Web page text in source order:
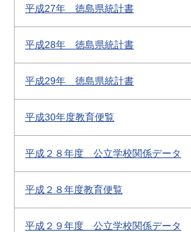
平成27年 徳島県統計書
平成28年 徳島県統計書
平成29年 徳島県統計書
平成30年度教育便覧
平成２８年度 公立学校関係データ
平成２８年度教育便覧
平成２９年度 公立学校関係データ